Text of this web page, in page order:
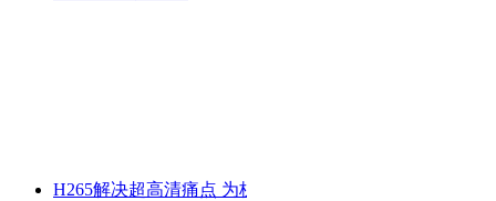
H265解决超高清痛点 为杭州